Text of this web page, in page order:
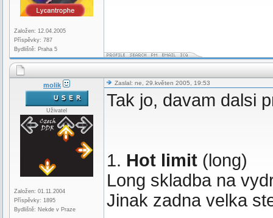
Založen: 12.04.2005
Příspěvky: 787
Bydliště: Praha 5
molik
Uživatel
Založen: 01.11.2004
Příspěvky: 1895
Bydliště: Nekde v Praze
Zaslal: ne, 29.květen 2005, 19:53
Tak jo, davam dalsi
1. Hot limit (long)
Long skladba na
Jinak zadna velka